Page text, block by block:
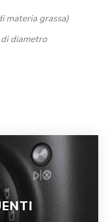
materia grassa)
diametro